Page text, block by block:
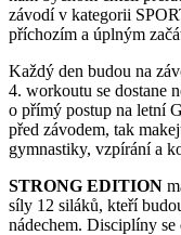
závodí v kategorii
příchozím a úplným
Každý den budou na
4. workoutu se dostane
o přímý postup na letní
před závodem, tak
gymnastiky, vzpírání a
STRONG EDITION
síly 12 siláků, kteří
nádechem. Disciplíny se